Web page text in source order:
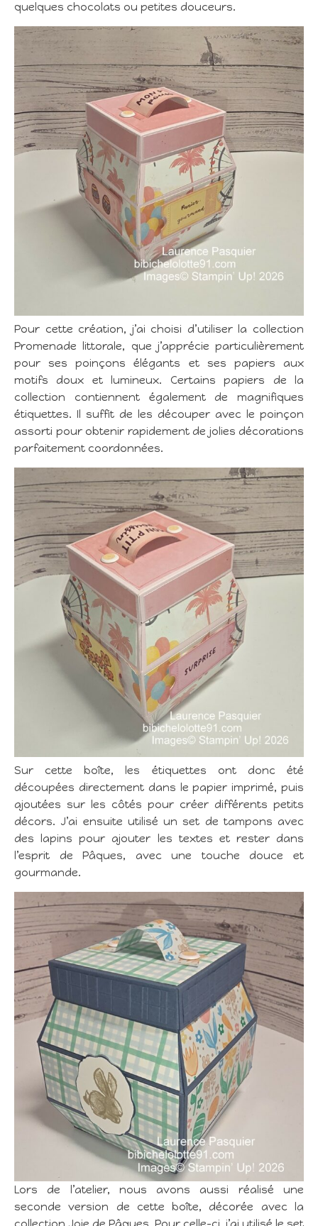
quelques chocolats ou petites douceurs.
Pour cette création, j’ai choisi d’utiliser la collection
Promenade littorale, que j’apprécie particulièrement
pour ses poinçons élégants et ses papiers aux
motifs doux et lumineux. Certains papiers de la
collection contiennent également de magnifiques
étiquettes. Il suffit de les découper avec le poinçon
assorti pour obtenir rapidement de jolies décorations
parfaitement coordonnées.
Sur cette boîte, les étiquettes ont donc été
découpées directement dans le papier imprimé, puis
ajoutées sur les côtés pour créer différents petits
décors. J’ai ensuite utilisé un set de tampons avec
des lapins pour ajouter les textes et rester dans
l’esprit de Pâques, avec une touche douce et
gourmande.
Lors de l’atelier, nous avons aussi réalisé une
seconde version de cette boîte, décorée avec la